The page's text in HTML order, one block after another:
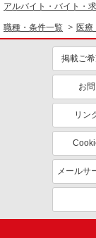
同じ職種から求
介護職・ヘルパー
同じ特徴から求
未経験歓迎
ボーナス・賞与あり
産休・育休取得実
アルバイト・バイト・
職種・条件一覧 医療
掲載ご
お
リン
メールサ